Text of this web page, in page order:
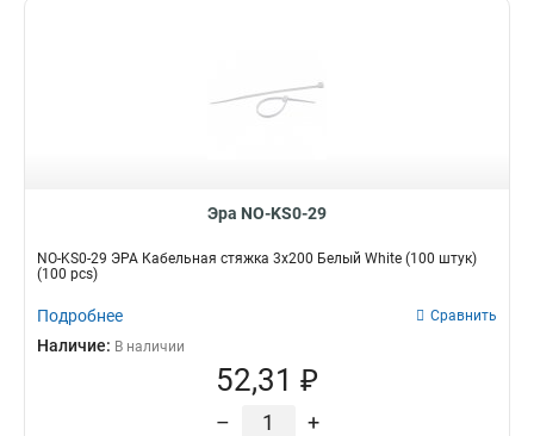
Эра NO-KS0-29
NO-KS0-29 ЭРА Кабельная стяжка 3x200 Белый White (100 штук)
(100 pcs)
Подробнее Сравнить
Наличие: В наличии
52,31 ₽
– +